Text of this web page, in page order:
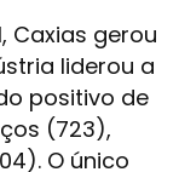
Caxias gerou
liderou a
positivo de
(723),
O único